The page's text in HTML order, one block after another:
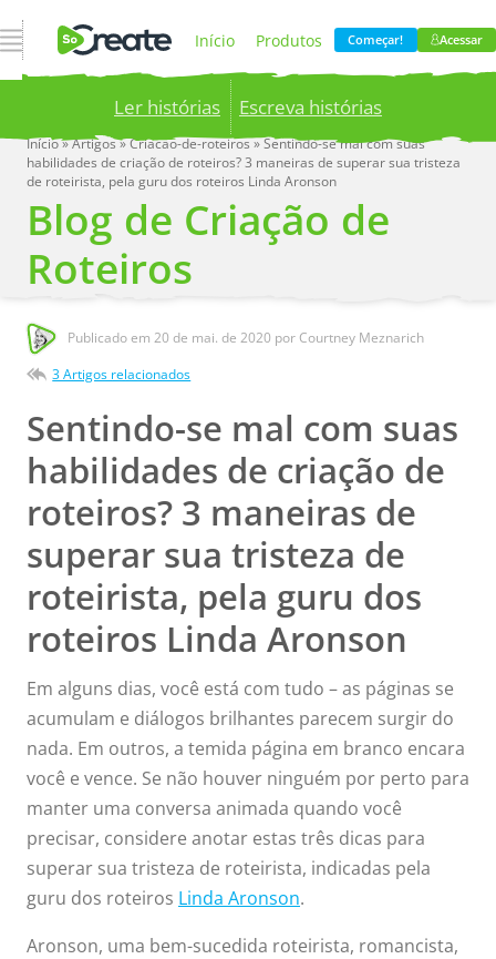
Abrir Navegação Início Produtos
Preços Blog
Empresa
Começar! Acessar
Ler histórias Escreva histórias
Publish your stories to a global audience.Try it
now!
Início»Artigos»Criacao-de-roteiros»Sentindo-se mal com suas
habilidades de criação de roteiros? 3 maneiras de superar sua tristeza
de roteirista, pela guru dos roteiros Linda Aronson
Blog de Criação de
Roteiros
Publicado em20 de mai. de 2020 por Courtney Meznarich
3 Artigos relacionados
Sentindo-se mal com suas
habilidades de criação de
roteiros? 3 maneiras de
superar sua tristeza de
roteirista, pela guru dos
roteiros Linda Aronson
Em alguns dias, você está com tudo – as páginas se
acumulam e diálogos brilhantes parecem surgir do
nada. Em outros, a temida página em branco encara
você e vence. Se não houver ninguém por perto para
manter uma conversa animada quando você
precisar, considere anotar estas três dicas para
superar sua tristeza de roteirista, indicadas pela
guru dos roteiros Linda Aronson.
Aronson, uma bem-sucedida roteirista, romancista,